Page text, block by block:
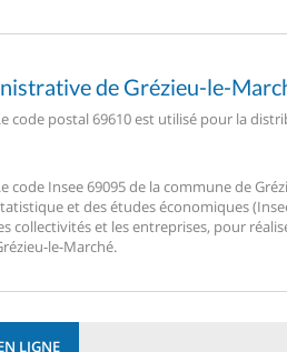
de Grézieu-le-
code postal 69610 est utilisé pour la
code Insee 69095 de la commune de
et des études économiques
collectivités et les entreprises, pour
le-Marché.
LIGNE